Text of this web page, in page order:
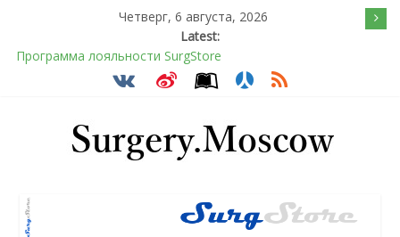
Четверг, 6 августа, 2026
Latest:
Подсознательное желанием быть отверженным и
Послеоперационное восстановление после герниопластики
преимущества технологии
Эротический конфликт по Юнгу